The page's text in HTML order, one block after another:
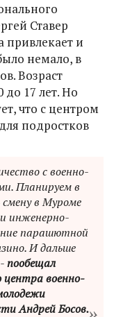
Ставер
привлекает и
немало, в
Возраст
до 17 лет. Но
что с центром
подростков
с военно-
Планируем в
в Муроме
инженерно-
парашютной
И дальше
пообещал
центра военно-
Андрей Босов.